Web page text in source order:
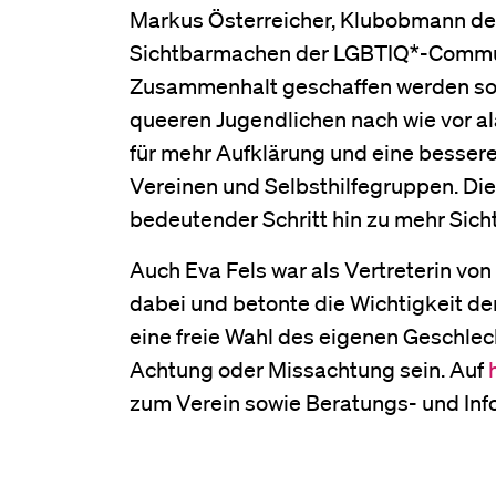
Markus Österreicher, Klubobmann
Sichtbarmachen der LGBTIQ*-
Zusammenhalt geschaffen werden
queeren Jugendlichen nach wie vor
für mehr Aufklärung und eine
Vereinen und Selbsthilfegruppen.
bedeutender Schritt hin zu mehr
Auch Eva Fels war als Vertreterin
dabei und betonte die Wichtigkeit
eine freie Wahl des eigenen
Achtung oder Missachtung sein. Auf
zum Verein sowie Beratungs- und